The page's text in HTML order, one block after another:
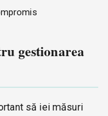
gestionarea
să iei măsuri